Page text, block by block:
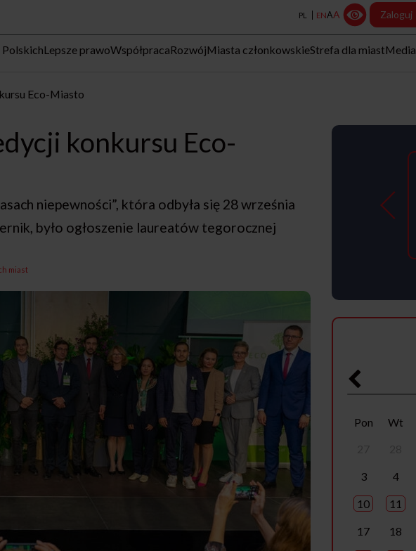
PL ENAA Zaloguj
Lepsze prawoWspółpracaRozwójMiasta członkowskieStrefa dla miastMedia
Eco-Miasto
konkursu Eco-
niepewności”, która odbyła się 28 września
było ogłoszenie laureatów tegorocznej
miast
Pon Wt
3 4
10 11
17 18